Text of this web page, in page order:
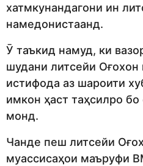
хатмкунандагони ин
намедонистаанд.
Ӯ таъкид намуд, ки
шудани литсейи Оғохон
истифода аз шароити
имкон ҳаст таҳсилро
монд.
Чанде пеш литсейи
муассисаҳои маъруфи